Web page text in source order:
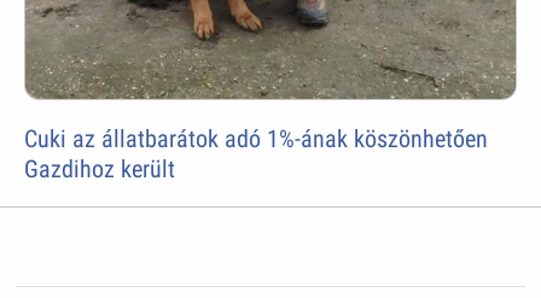
Cuki az állatbarátok adó 1%-ának köszönhetően
Gazdihoz került